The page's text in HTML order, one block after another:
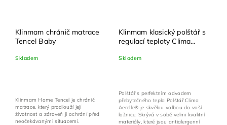
Klinmam chránič matrace
Tencel Baby
Skladem
Klinmam Home Tencel je chránič
matrace, který prodlouží její
životnost a zároveň ji ochrání před
neočekávanými situacemi.
Klinmam klasický polštář s
regulací teploty Clima
Skladem
Polštář s perfektním odvodem
přebytečného tepla Polštář Clima
Aerelle® je skvělou volbou do vaší
ložnice. Skrývá v sobě velmi kvalitní
materiály, které jsou antialergenní